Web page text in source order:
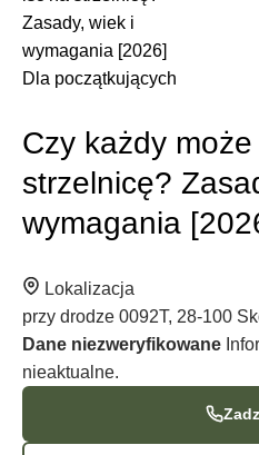
Dla początkujących
Czy każdy
strzelnicę?
wymagania
Lokalizacja
przy drodze 0092T, 28-100
Dane niezweryfikowane
nieaktualne.